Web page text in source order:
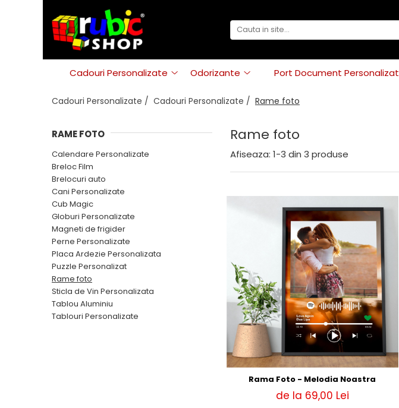
Cadouri Personalizate
Globuri Personalizate
Tablouri Personalizate
Rame foto
Perne Personalizate
Placa Ardezie Personalizata
Brelocuri auto
Cani Personalizate
Cub Magic
Breloc Film
Tablou Aluminiu
Tablouri auto
Calendare Personalizate
Odorizante
Parfum Auto Premium
Cadouri Personalizate Odorizante Port Document Personalizat
Cadouri Personalizate / Cadouri Personalizate / Rame foto
Rame foto
RAME FOTO
Calendare Personalizate
Breloc Film
Brelocuri auto
Cani Personalizate
Cub Magic
Globuri Personalizate
Magneti de frigider
Perne Personalizate
Placa Ardezie Personalizata
Puzzle Personalizat
Rame foto
Sticla de Vin Personalizata
Tablou Aluminiu
Tablouri Personalizate
Afiseaza: 1-3 din 3 produse
Rama Foto - Melodia Noastra
de la 69,00 Lei